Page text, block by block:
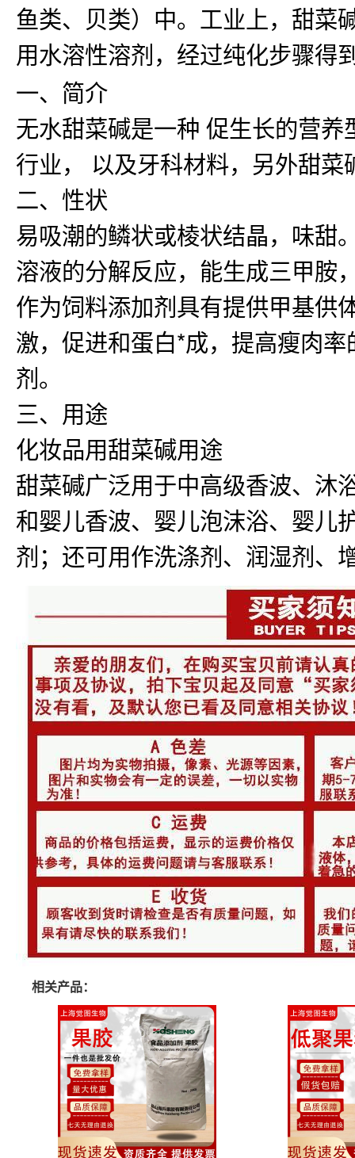
鱼类、贝类）中。工业上，甜菜
用水溶性溶剂，经过纯化步骤得
一、简介
无水甜菜碱是一种 促生长的营
行业， 以及牙科材料，另外甜
二、性状
易吸潮的鳞状或棱状结晶，味甜
溶液的分解反应，能生成三甲胺
作为饲料添加剂具有提供甲基供
激，促进和蛋白*成，提高瘦肉
剂。
三、用途
化妆品用甜菜碱用途
甜菜碱广泛用于中高级香波、沐
和婴儿香波、婴儿泡沫浴、婴儿
剂；还可用作洗涤剂、润湿剂、
相关产品：